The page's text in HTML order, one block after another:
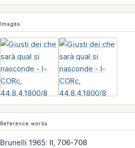
Images
Reference works
Brunelli 1965: II, 706-708